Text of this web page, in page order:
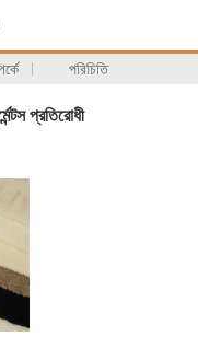
পরিচিতি
প্রতিরোধী